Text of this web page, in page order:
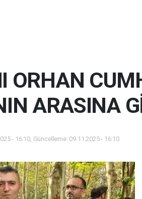
ORHAN
ARASINA
- 16:10, Güncelleme: 09.11.2025 - 16:10